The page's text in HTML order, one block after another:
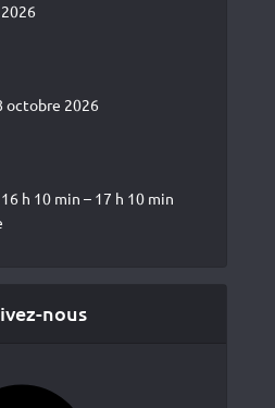
octobre 2026
h 10 min – 17 h 10 min
nous